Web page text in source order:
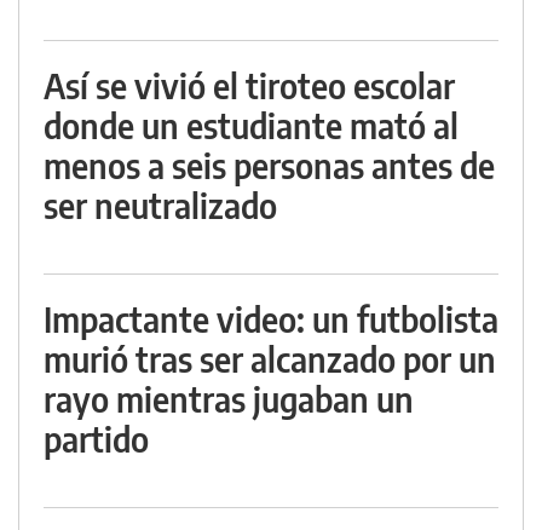
Así se vivió el tiroteo escolar
donde un estudiante mató al
menos a seis personas antes de
ser neutralizado
Impactante video: un futbolista
murió tras ser alcanzado por un
rayo mientras jugaban un
partido